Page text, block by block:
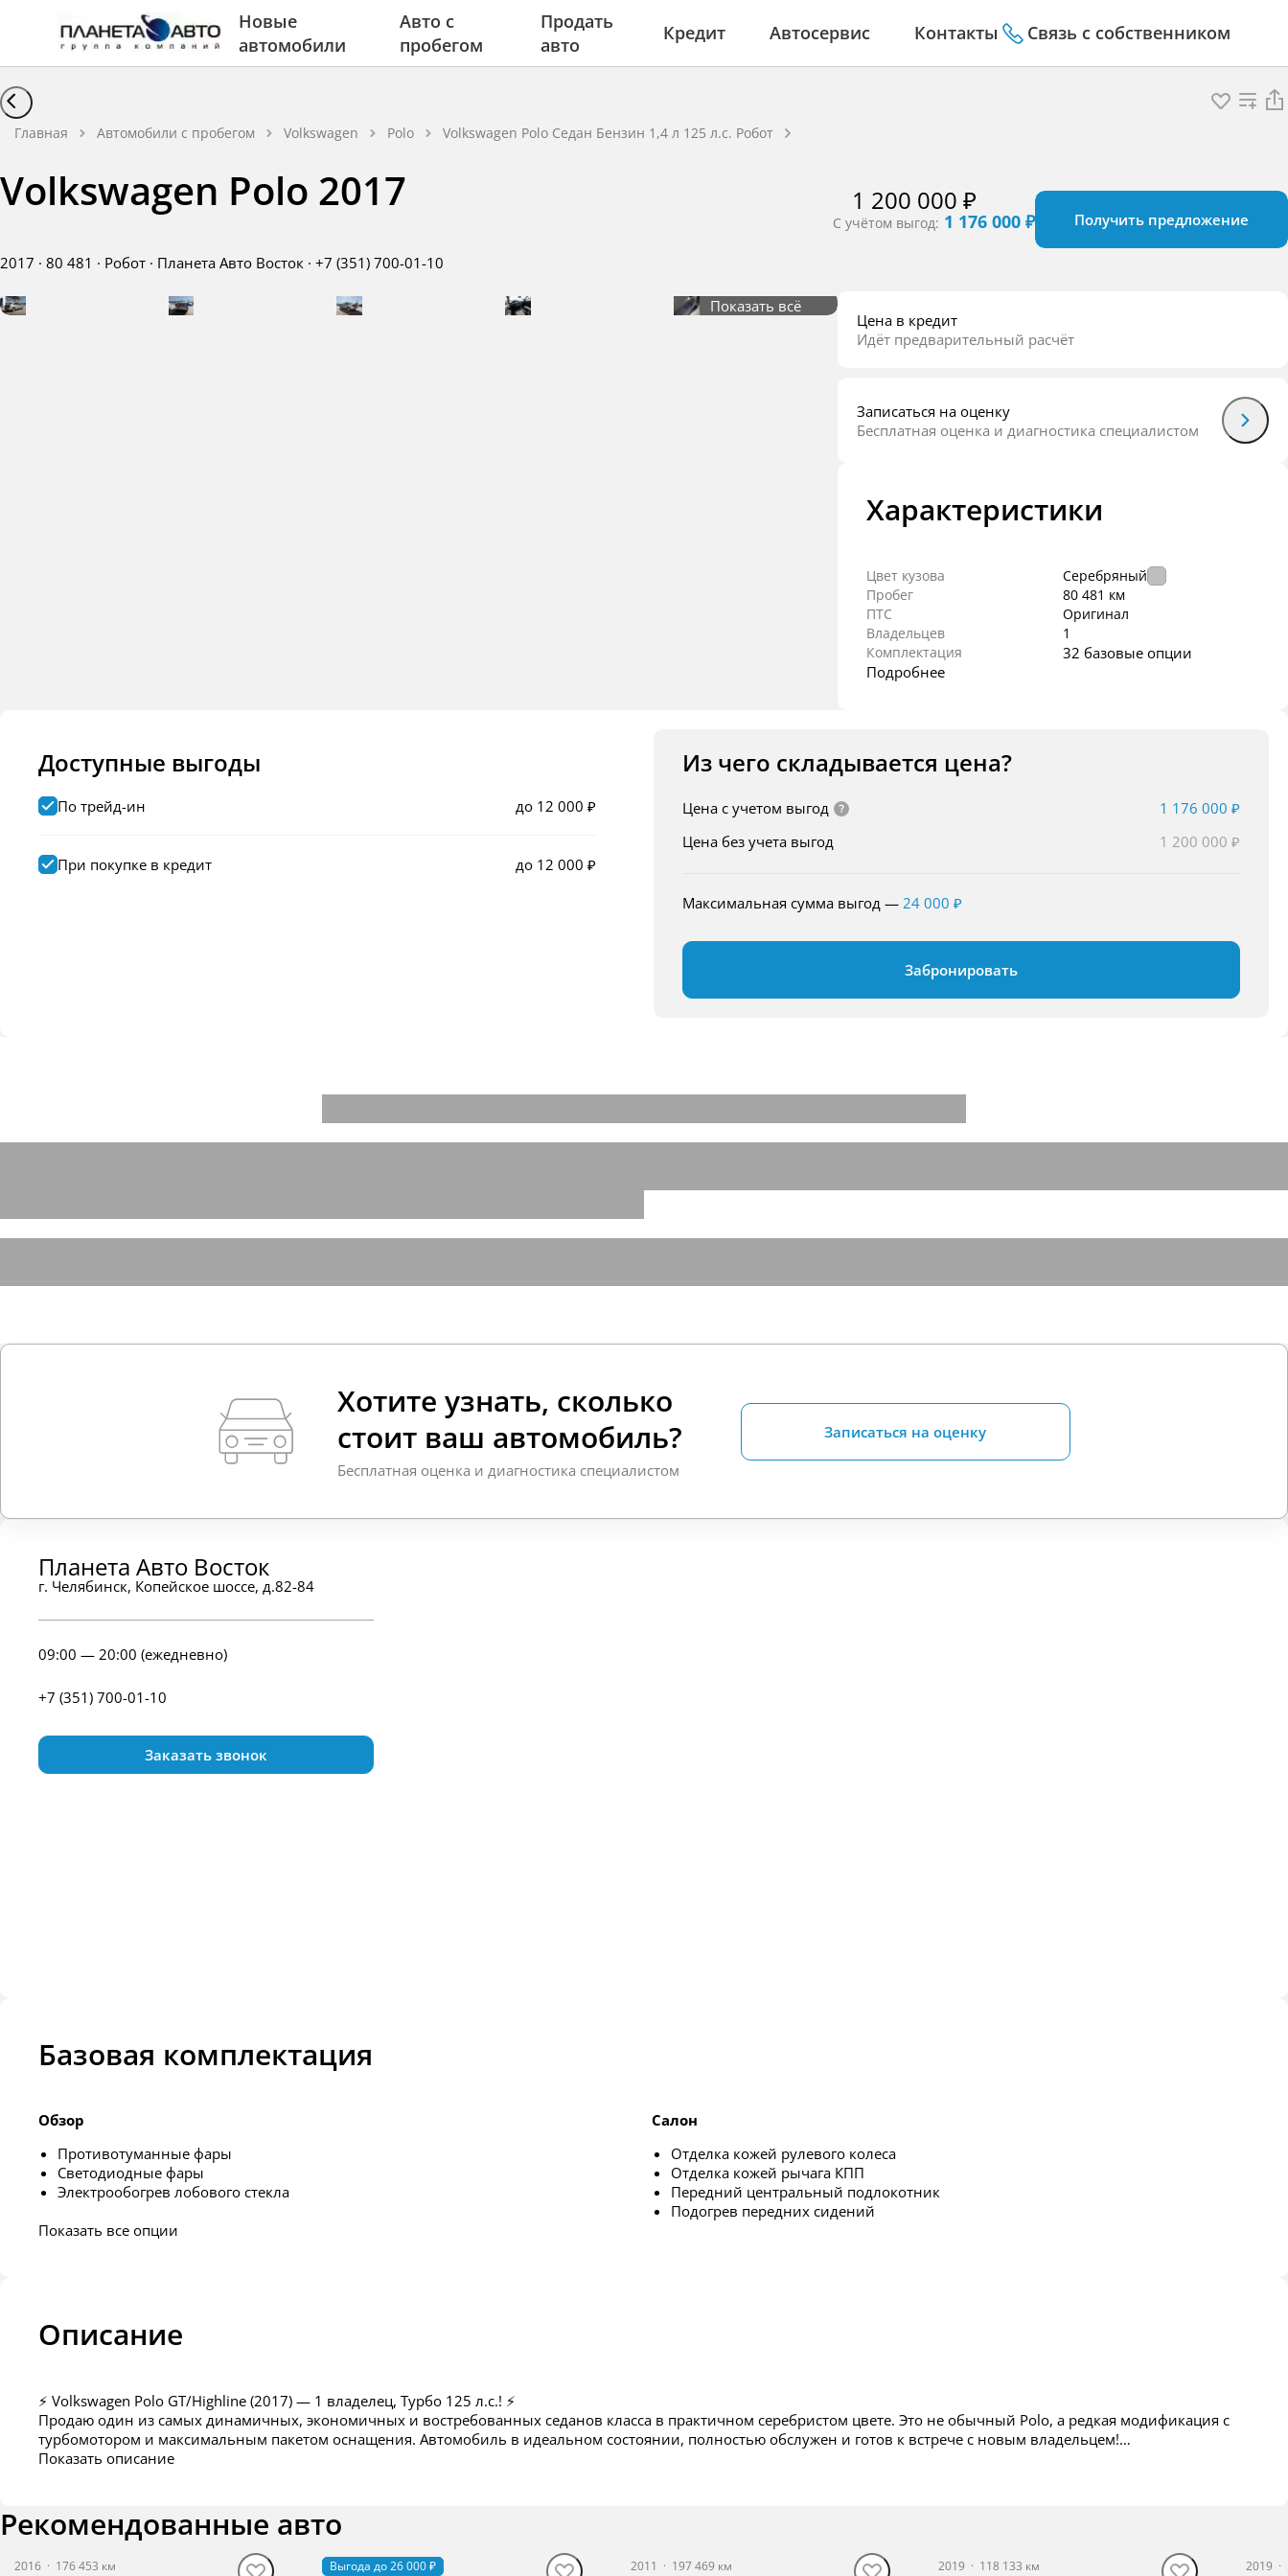
Новые
автомобили
Авто с
пробегом
Продать
авто
Кредит Автосервис Контакты Связь с собственником
Главная Автомобили с пробегом Volkswagen Polo Volkswagen Polo Седан Бензин 1,4 л 125 л.с. Робот
Volkswagen Polo 2017
2017 · 80 481 · Робот · Планета Авто Восток · +7 (351) 700-01-10
1 200 000 ₽
С учётом выгод: 1 176 000 ₽ Получить предложение
Показать всё
Цена в кредит
Идёт предварительный расчёт
Записаться на оценку
Бесплатная оценка и диагностика специалистом
Характеристики
Цвет кузова
Серебряный
Пробег
80 481 км
ПТС
Оригинал
Владельцев
1
Комплектация
32 базовые опции
Подробнее
Доступные выгоды
до 12 000 ₽
По трейд-ин
до 12 000 ₽
При покупке в кредит
Из чего складывается цена?
Цена с учетом выгод
1 176 000 ₽
Цена без учета выгод
1 200 000 ₽
Максимальная сумма выгод — 24 000 ₽
Забронировать
Хотите узнать, сколько
стоит ваш автомобиль?
Бесплатная оценка и диагностика специалистом
Записаться на оценку
Планета Авто Восток
г. Челябинск, Копейское шоссе, д.82-84
09:00 — 20:00 (ежедневно)
+7 (351) 700-01-10
Заказать звонок
Базовая комплектация
Обзор
Противотуманные фары
Светодиодные фары
Электрообогрев лобового стекла
Салон
Отделка кожей рулевого колеса
Отделка кожей рычага КПП
Передний центральный подлокотник
Подогрев передних сидений
Показать все опции
Описание
⚡ Volkswagen Polo GT/Highline (2017) — 1 владелец, Турбо 125 л.с.! ⚡
Продаю один из самых динамичных, экономичных и востребованных седанов класса в практичном серебристом цвете. Это не обычный Polo, а редкая модификация с
турбомотором и максимальным пакетом оснащения. Автомобиль в идеальном состоянии, полностью обслужен и готов к встрече с новым владельцем!
Топовый двигатель 1.4 TSI (125 л.с.): Динамика, которая дарит эмоции! В паре с быстрым 7-ступенчатым роботом (DSG) машина едет невероятно бодро, а расход по трассе
составляет всего 5-6 литров.
Небольшой пробег: Всего 80 481 км
Показать описание
Рекомендованные авто
2016 · 176 453 км Выгода до 26 000 ₽
2019·88 015 км 2011 · 197 469 км 2019 · 118 133 км 2019 ·